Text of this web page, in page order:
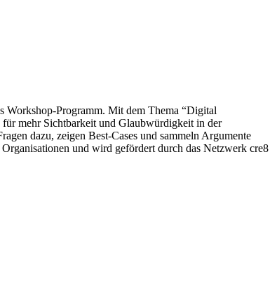
Workshop-Programm. Mit dem Thema “Digital
mehr Sichtbarkeit und Glaubwürdigkeit in der
dazu, zeigen Best-Cases und sammeln Argumente
und wird gefördert durch das Netzwerk cre8